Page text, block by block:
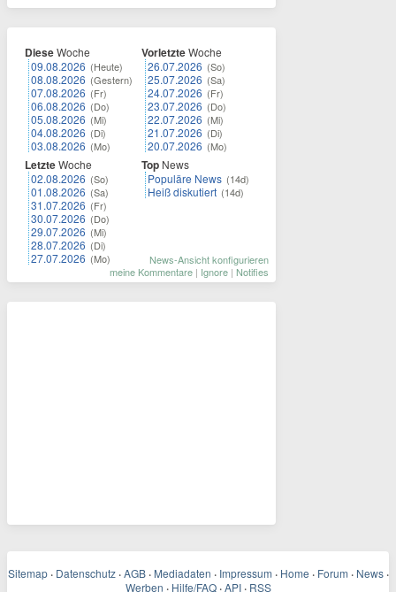
DieseWoche
09.08.2026 (Heute)
08.08.2026 (Gestern)
07.08.2026 (Fr)
06.08.2026 (Do)
05.08.2026 (Mi)
04.08.2026 (Di)
03.08.2026 (Mo)
LetzteWoche
02.08.2026 (So)
01.08.2026 (Sa)
31.07.2026 (Fr)
30.07.2026 (Do)
29.07.2026 (Mi)
28.07.2026 (Di)
27.07.2026 (Mo)
VorletzteWoche
26.07.2026 (So)
25.07.2026 (Sa)
24.07.2026 (Fr)
23.07.2026 (Do)
22.07.2026 (Mi)
21.07.2026 (Di)
20.07.2026 (Mo)
Top News
Populäre News (14d)
Heiß diskutiert (14d)
News-Ansicht konfigurieren
meine Kommentare | Ignore | Notifies
Sitemap · Datenschutz · AGB · Mediadaten · Impressum · Home · Forum · News ·
Werben · Hilfe/FAQ · API · RSS